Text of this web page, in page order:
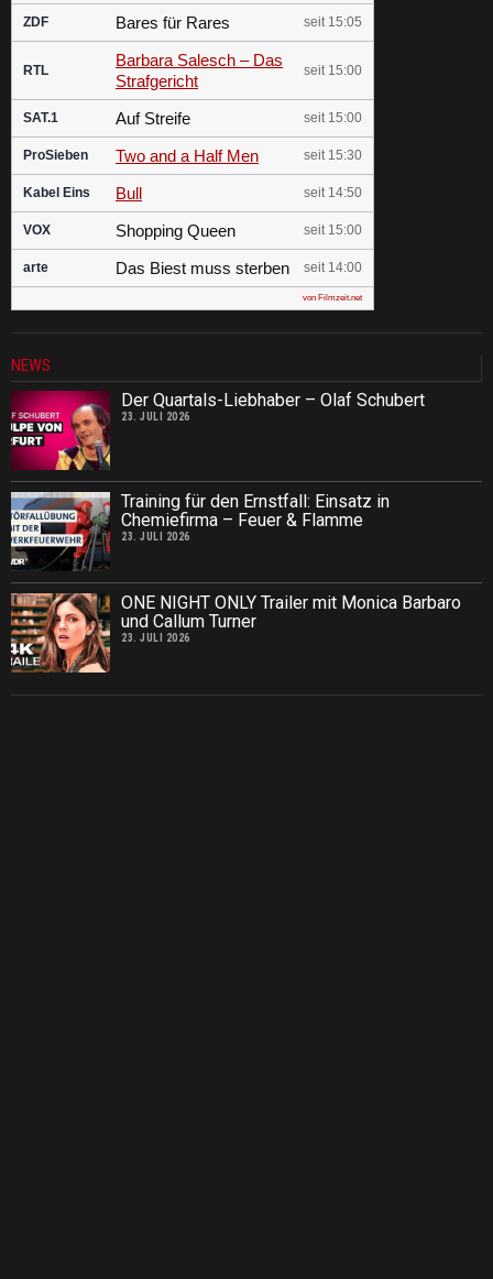
ZDF Bares für Rares seit 15:05
RTL
Barbara Salesch – Das
Strafgericht
seit 15:00
SAT.1 Auf Streife seit 15:00
ProSieben Two and a Half Men seit 15:30
Kabel Eins Bull seit 14:50
VOX Shopping Queen seit 15:00
arte Das Biest muss sterben seit 14:00
von Filmzeit.net
NEWS
Der Quartals-Liebhaber – Olaf Schubert
23. JULI 2026
Training für den Ernstfall: Einsatz in
Chemiefirma – Feuer & Flamme
23. JULI 2026
ONE NIGHT ONLY Trailer mit Monica Barbaro
und Callum Turner
23. JULI 2026